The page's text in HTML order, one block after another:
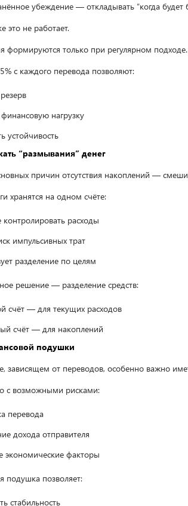
убеждение — откладывать “когда будет
это не работает.
формируются только при регулярном подходе.
с каждого перевода позволяют:
финансовую нагрузку
устойчивость
“размывания” денег
причин отсутствия накоплений —
хранятся на одном счёте:
контролировать расходы
импульсивных трат
разделение по целям
решение — разделение средств:
счёт — для текущих расходов
счёт — для накоплений
подушки
зависящем от переводов, особенно важно
с возможными рисками:
перевода
дохода отправителя
экономические факторы
подушка позволяет:
стабильность